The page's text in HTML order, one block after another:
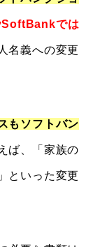
では
名義への変更
もソフトバン
ば、「家族の
といった変更